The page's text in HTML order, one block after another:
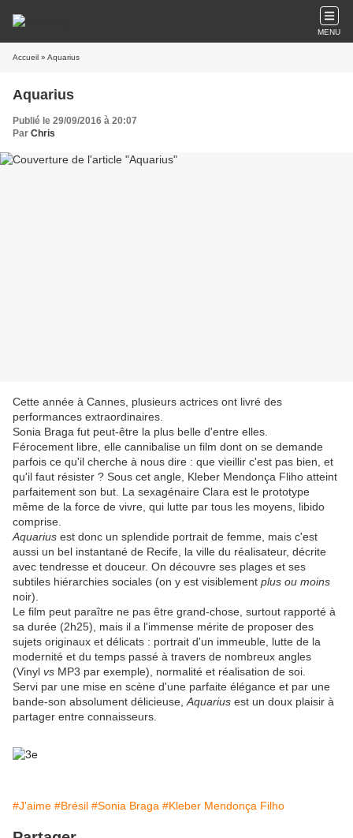
MENU
Accueil » Aquarius
Aquarius
Publié le 29/09/2016 à 20:07
Par Chris
Cette année à Cannes, plusieurs actrices ont livré des
performances extraordinaires.
Sonia Braga fut peut-être la plus belle d'entre elles.
Férocement libre, elle cannibalise un film dont on se demande
parfois ce qu'il cherche à nous dire : que vieillir c'est pas bien, et
qu'il faut résister ? Sous cet angle, Kleber Mendonça Fliho atteint
parfaitement son but. La sexagénaire Clara est le prototype
même de la force de vivre, qui lutte par tous les moyens, libido
comprise.
Aquarius est donc un splendide portrait de femme, mais c'est
aussi un bel instantané de Recife, la ville du réalisateur, décrite
avec tendresse et douceur. On découvre ses plages et ses
subtiles hiérarchies sociales (on y est visiblement plus ou moins
noir).
Le film peut paraître ne pas être grand-chose, surtout rapporté à
sa durée (2h25), mais il a l'immense mérite de proposer des
sujets originaux et délicats : portrait d'un immeuble, lutte de la
modernité et du temps passé à travers de nombreux angles
(Vinyl vs MP3 par exemple), normalité et réalisation de soi.
Servi par une mise en scène d'une parfaite élégance et par une
bande-son absolument délicieuse, Aquarius est un doux plaisir à
partager entre connaisseurs.
#J'aime #Brésil #Sonia Braga #Kleber Mendonça Filho